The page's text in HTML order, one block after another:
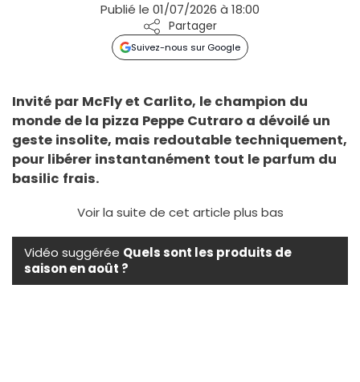
Publié le 01/07/2026 à 18:00
Partager
Suivez-nous sur Google
Invité par McFly et Carlito, le champion du
monde de la pizza Peppe Cutraro a dévoilé un
geste insolite, mais redoutable techniquement,
pour libérer instantanément tout le parfum du
basilic frais.
Voir la suite de cet article plus bas
Vidéo suggérée Quels sont les produits de
saison en août ?